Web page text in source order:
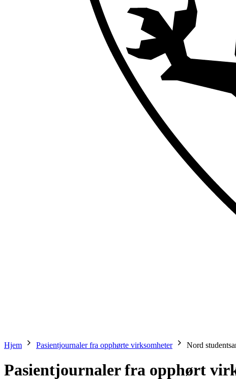
Hjem Pasientjournaler fra opphørte virksomheter Nord
Pasientjournaler fra opphørt